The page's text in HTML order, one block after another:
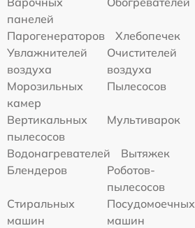
панелей
Парогенераторов
Хлебопечек
Увлажнителей
воздуха
Очистителей
воздуха
Морозильных
камер
Пылесосов
Вертикальных
пылесосов
Мультиварок
Водонагревателей
Вытяжек
Блендеров
Роботов-
пылесосов
Стиральных
машин
Посудомоечных
машин